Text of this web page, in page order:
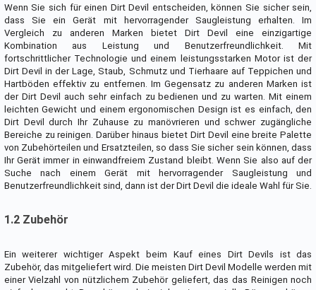
Wenn Sie sich für einen Dirt Devil entscheiden, können Sie sicher sein,
dass Sie ein Gerät mit hervorragender Saugleistung erhalten. Im
Vergleich zu anderen Marken bietet Dirt Devil eine einzigartige
Kombination aus Leistung und Benutzerfreundlichkeit. Mit
fortschrittlicher Technologie und einem leistungsstarken Motor ist der
Dirt Devil in der Lage, Staub, Schmutz und Tierhaare auf Teppichen und
Hartböden effektiv zu entfernen. Im Gegensatz zu anderen Marken ist
der Dirt Devil auch sehr einfach zu bedienen und zu warten. Mit einem
leichten Gewicht und einem ergonomischen Design ist es einfach, den
Dirt Devil durch Ihr Zuhause zu manövrieren und schwer zugängliche
Bereiche zu reinigen. Darüber hinaus bietet Dirt Devil eine breite Palette
von Zubehörteilen und Ersatzteilen, so dass Sie sicher sein können, dass
Ihr Gerät immer in einwandfreiem Zustand bleibt. Wenn Sie also auf der
Suche nach einem Gerät mit hervorragender Saugleistung und
Benutzerfreundlichkeit sind, dann ist der Dirt Devil die ideale Wahl für Sie.
1.2 Zubehör
Ein weiterer wichtiger Aspekt beim Kauf eines Dirt Devils ist das
Zubehör, das mitgeliefert wird. Die meisten Dirt Devil Modelle werden mit
einer Vielzahl von nützlichem Zubehör geliefert, das das Reinigen noch